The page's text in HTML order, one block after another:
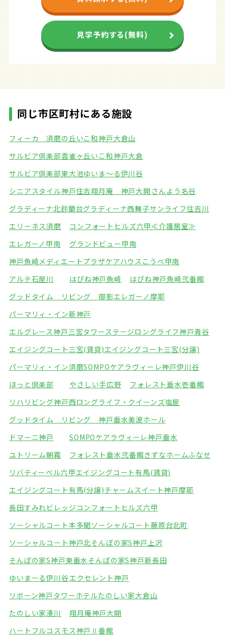
見学予約する(無料)
同じ市区町村にある施設
フィーカ 須磨の丘いこ和神戸大倉山
サルビア倶楽部雲雀ヶ丘いこ和神戸大倉
サルビア倶楽部東大池ゆいま～る伊川谷
シニアスタイル神戸住吉翔月庵 神戸大開 さんよう名谷
グラディーナ北鈴蘭台グラディーナ西舞子サンライフ住吉川
エリーネス須磨
コンフォートヒルズ六甲≪介護居室≫
エレガーノ甲南
グランドビュー甲南
神戸魚崎メディエートプラザケアハウスこうべ甲南
アルテ石屋川
はぴね神戸魚崎
はぴね神戸魚崎弐番館
グッドタイム リビング 御影エレガーノ摩耶
パーマリィ・イン新神戸
エルグレース神戸三宮タワーステージロングライフ神戸青谷
エイジングコート三宮(賃貸)エイジングコート三宮(分譲)
パーマリィ・イン須磨SOMPOケアラヴィーレ神戸伊川谷
ほっと倶楽部
やさしい手広野
フォレスト垂水壱番館
リハリビング神戸西ロングライフ・クイーンズ塩屋
グッドタイム リビング 神戸垂水美波ホール
ドマーニ神戸
SOMPOケアラヴィーレ神戸垂水
ユトリーム朝霧
フォレスト垂水弐番館きずなホームふなせ
リバティーベル六甲エイジングコート有馬(賃貸)
エイジングコート有馬(分譲)チャームスイート神戸摩耶
長田すみれビレッジコンフォートヒルズ六甲
ソーシャルコート本多聞ソーシャルコート藤原台北町
ソーシャルコート神戸北そんぽの家S神戸上沢
そんぽの家S神戸東垂水そんぽの家S神戸新長田
ゆいまーる伊川谷エクセレント神戸
リボーン神戸タワーホテルたのしい家大倉山
たのしい家湊川
翔月庵神戸大開
ハートフルコスモス神戸Ⅱ番館